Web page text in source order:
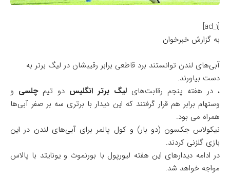
[ad_1]
به گزارش خبرخوان
آبی‌های لندن توانستند برد قاطعی برابر رقیبشان در لیگ برتر به
دست بیاورند.
، در هفته پنجم رقابت‌های لیگ برتر انگلیس دو تیمچلسی و
وستهام برابر هم قرار گرفتند که این دیدار با برتری سه بر صفر آبی‌ها
همراه می بود.
نیکولاس جکسون (دو بار) و کول پالمر برای آبی‌های لندن در این
بازی گلزنی کردند.
در ادامه دیدارهای این هفته لیورپول با بورنموث و یونایتد با پالاس
مواجه خواهد شد.